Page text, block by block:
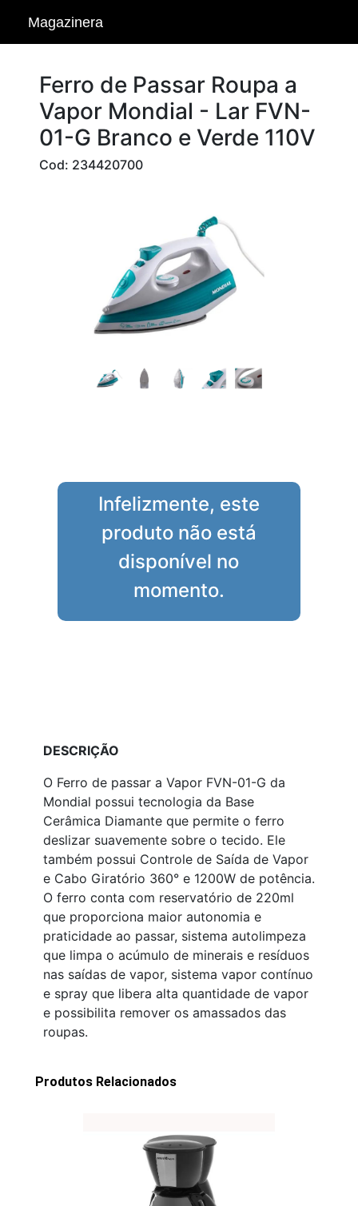
Magazinera
Ferro de Passar Roupa a
Vapor Mondial - Lar FVN-
01-G Branco e Verde 110V
Cod: 234420700
Infelizmente, este
produto não está
disponível no
momento.
DESCRIÇÃO
O Ferro de passar a Vapor FVN-01-G da
Mondial possui tecnologia da Base
Cerâmica Diamante que permite o ferro
deslizar suavemente sobre o tecido. Ele
também possui Controle de Saída de Vapor
e Cabo Giratório 360° e 1200W de potência.
O ferro conta com reservatório de 220ml
que proporciona maior autonomia e
praticidade ao passar, sistema autolimpeza
que limpa o acúmulo de minerais e resíduos
nas saídas de vapor, sistema vapor contínuo
e spray que libera alta quantidade de vapor
e possibilita remover os amassados das
roupas.
Produtos Relacionados